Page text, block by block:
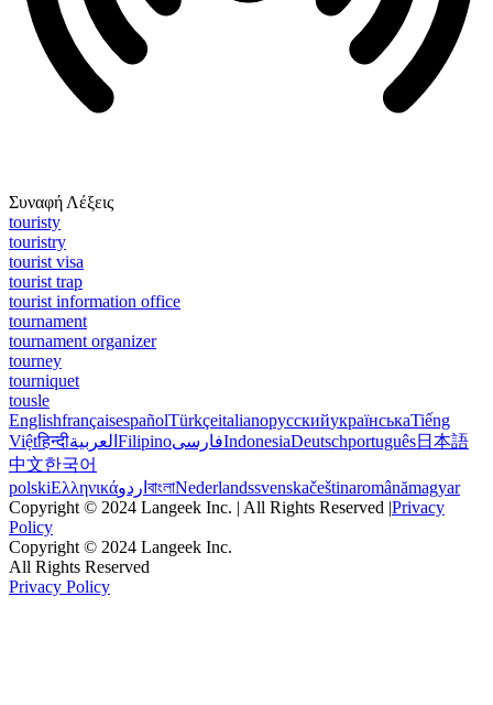
Συναφή Λέξεις
touristy
touristry
tourist visa
tourist trap
tourist information office
tournament
tournament organizer
tourney
tourniquet
tousle
EnglishfrançaisespañolTürkçeitalianoрусскийукраїнськаTiếng
Việtहिन्दीالعربية FilipinoفارسیIndonesiaDeutschportuguês日本語
中文한국어
polskiΕλληνικάاردو বাংলাNederlandssvenskačeštinaromânămagyar
Copyright © 2024 Langeek Inc. | All Rights Reserved |Privacy
Policy
Copyright © 2024 Langeek Inc.
All Rights Reserved
Privacy Policy